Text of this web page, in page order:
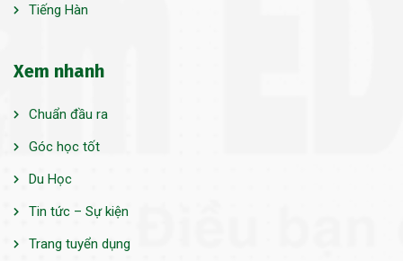
Tiếng Hàn
Xem nhanh
Chuẩn đầu ra
Góc học tốt
Du Học
Tin tức – Sự kiện
Trang tuyển dụng